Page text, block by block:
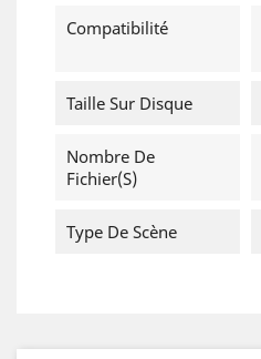
Compatibilité
Taille Sur Disque
Nombre De
Fichier(s)
Type De Scène